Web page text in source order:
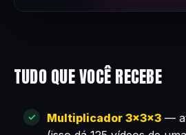
TUDO QUE VOCÊ RECEBE
Multiplicador 3×3×3 —